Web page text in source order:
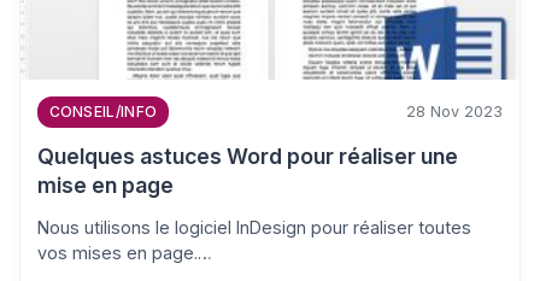
CONSEIL/INFO 28 Nov 2023
Quelques astuces Word pour réaliser une
mise en page
Nous utilisons le logiciel InDesign pour réaliser toutes
vos mises en page.…